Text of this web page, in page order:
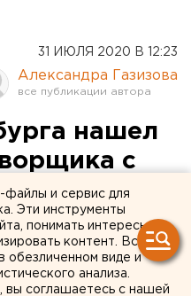
31 ИЮЛЯ 2020 В 12:23
Александра Газизова
нашел
с
файлы и сервис для
Эти инструменты
понимать интересы
контент. Вся
обезличенном виде и
анализа.
вы соглашаетесь с нашей